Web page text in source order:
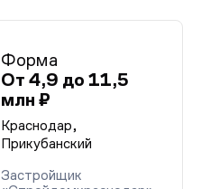
Форма
От 4,9 до 11,5
млн ₽
Краснодар,
Прикубанский
Застройщик